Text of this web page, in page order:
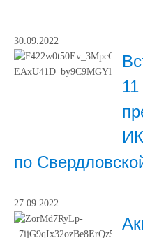
30.09.2022
по
27.09.2022